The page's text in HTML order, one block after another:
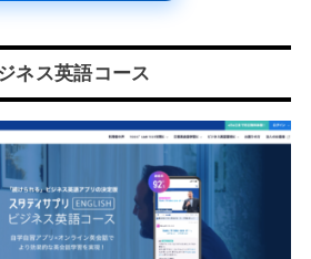
ネス英語コース